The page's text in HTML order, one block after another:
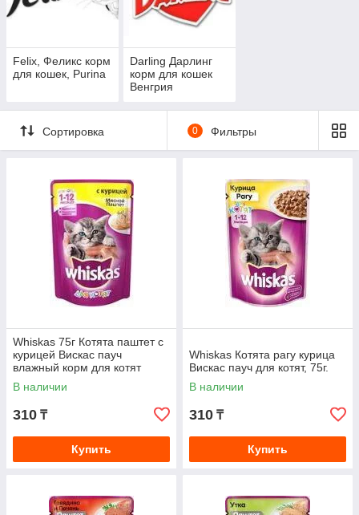
Felix, Феликс корм
для кошек, Purina
Darling Дарлинг
корм для кошек
Венгрия
Сортировка 0 Фильтры
Whiskas 75г Котята паштет с
курицей Вискас пауч
влажный корм для котят
В наличии
310 ₸
Купить
Whiskas Котята рагу курица
Вискас пауч для котят, 75г.
В наличии
310 ₸
Купить